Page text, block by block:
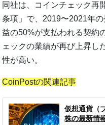
同社は、コインチェック再
条項」で、2019〜2021年
益の50%が支払われる契約
ェックの業績が再び上昇し
性が高い。
CoinPostの関連記事
仮想通貨（
株の最新情